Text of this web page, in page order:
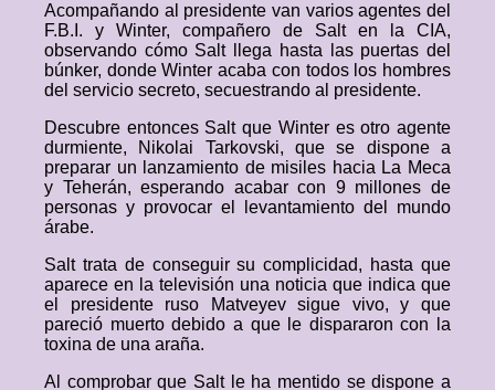
Acompañando al presidente van varios agentes del
F.B.I. y Winter, compañero de Salt en la CIA,
observando cómo Salt llega hasta las puertas del
búnker, donde Winter acaba con todos los hombres
del servicio secreto, secuestrando al presidente.
Descubre entonces Salt que Winter es otro agente
durmiente, Nikolai Tarkovski, que se dispone a
preparar un lanzamiento de misiles hacia La Meca
y Teherán, esperando acabar con 9 millones de
personas y provocar el levantamiento del mundo
árabe.
Salt trata de conseguir su complicidad, hasta que
aparece en la televisión una noticia que indica que
el presidente ruso Matveyev sigue vivo, y que
pareció muerto debido a que le dispararon con la
toxina de una araña.
Al comprobar que Salt le ha mentido se dispone a